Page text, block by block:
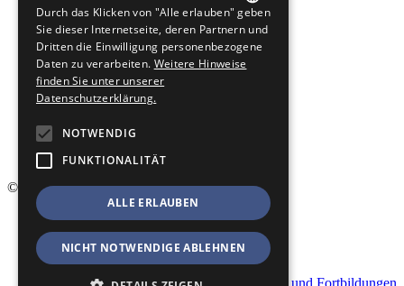
© 2026 Männergewaltschutz
Startseite
Kontakt
Impressum
Datenschutz
GERMAN
ENGLISH
Durch das Klicken von "Alle erlauben" geben
Sie dieser Internetseite, deren Partnern und
Dritten die Einwilligung personenbezogene
Daten zu verarbeiten. Weitere Hinweise
finden Sie unter unserer
Datenschutzerklärung.
NOTWENDIG
FUNKTIONALITÄT
ALLE ERLAUBEN
NICHT NOTWENDIGE ABLEHNEN